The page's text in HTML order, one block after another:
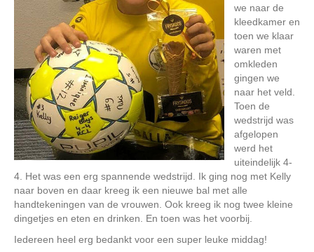
we naar de
kleedkamer en
toen we klaar
waren met
omkleden
gingen we
naar het veld.
Toen de
wedstrijd was
afgelopen
werd het
uiteindelijk 4-
4. Het was een erg spannende wedstrijd. Ik ging nog met Kelly
naar boven en daar kreeg ik een nieuwe bal met alle
handtekeningen van de vrouwen. Ook kreeg ik nog twee kleine
dingetjes en eten en drinken. En toen was het voorbij.
Iedereen heel erg bedankt voor een super leuke middag!